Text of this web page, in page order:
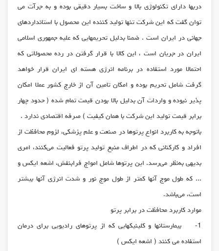
دربها دارای تکنولوژی بالا و ساخت بسیار دقیقی بوده و به جرآت می
توان گفت که این شرکت تنها تولید کننده این محصول با استانداردهای
جهانی در ایران است . ضمنا بدلیل تحریمهایی که علیه جمهوری اسلامی
ایران در جریان است ، این کالا با قرار گرفتن در رده محصولاتی که
احتمالا مورد استفاده در برنامه انرژی هسته ای ایران قرار خواهد
گرفت شامل تحریم بوده و امکان تامین آن از خارج کشور عملا امکان
پذیر نبوده و واردات آن بدلیل بالا بودن قیمت تمام شده ( حدود چهار
برابر قیمت تولید این شرکت با همان کیفیت ) صرفه اقتصادی ندارد .
باتوجه به کاربرد انواع پرتوها در صنعت و علم پزشکی، لزوم محافظت از
افراد و کارکنانی که در اطراف منبع تولید پرتو فعالیت می‌کنند، امری
بدیهی به‌نظر می‌رسد. این پرتوها شامل امواج فرابنفش، اشعه ایکس و
... که طول موج آنها کمتر از طول موج نور و شدت انرژی آنها بیشتر
است، می‌باشد.
موارد کاربرد محافظت در برابر پرتو
1- بیمارستانها و کلینیکهایی که از پرتوهای رادیویی برای درمان
استفاده می کنند ( اشعه ایکس )